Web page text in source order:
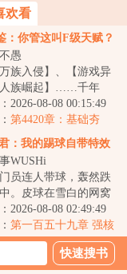
欢看
：你管这叫F级天赋？
愚
族入侵】、【游戏异
族崛起】……千年
降临蓝星，万族入
国覆灭开...
2026-08-08 00:15:49
第4420章：基础夯
关！
：我的踢球自带特效
WUSHi
员连人带球，轰然跌
。皮球在雪白的网窝
，带起一片令人窒息
2026-08-08 02:49:49
第一百五十九章 强核